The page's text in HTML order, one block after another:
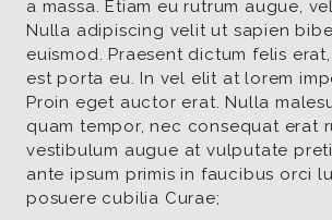
a massa. Etiam eu rutrum augue,
Nulla adipiscing velit ut sapien
euismod. Praesent dictum felis
est porta eu. In vel elit at lorem
Proin eget auctor erat. Nulla
quam tempor, nec consequat erat
vestibulum augue at vulputate
ante ipsum primis in faucibus orci
posuere cubilia Curae;